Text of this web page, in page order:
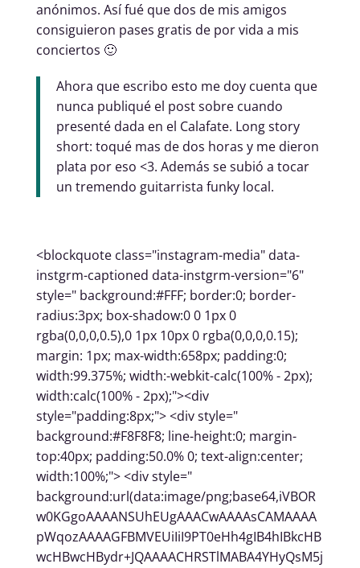
anónimos. Así fué que dos de mis amigos
consiguieron pases gratis de por vida a mis
conciertos 🙂
Ahora que escribo esto me doy cuenta que
nunca publiqué el post sobre cuando
presenté dada en el Calafate. Long story
short: toqué mas de dos horas y me dieron
plata por eso <3. Además se subió a tocar
un tremendo guitarrista funky local.
<blockquote class="instagram-media" data-
instgrm-captioned data-instgrm-version="6"
style=" background:#FFF; border:0; border-
radius:3px; box-shadow:0 0 1px 0
rgba(0,0,0,0.5),0 1px 10px 0 rgba(0,0,0,0.15);
margin: 1px; max-width:658px; padding:0;
width:99.375%; width:-webkit-calc(100% - 2px);
width:calc(100% - 2px);"><div
style="padding:8px;"> <div style="
background:#F8F8F8; line-height:0; margin-
top:40px; padding:50.0% 0; text-align:center;
width:100%;"> <div style="
background:url(data:image/png;base64,iVBOR
w0KGgoAAAANSUhEUgAAACwAAAAsCAMAAAA
pWqozAAAAGFBMVEUiIiI9PT0eHh4gIB4hIBkcHB
wcHBwcHBydr+JQAAAACHRSTlMABA4YHyQsM5j